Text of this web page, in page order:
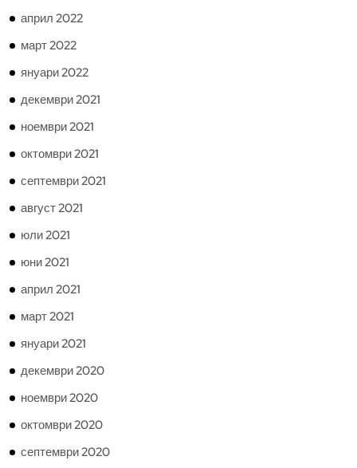
април 2022
март 2022
януари 2022
декември 2021
ноември 2021
октомври 2021
септември 2021
август 2021
юли 2021
юни 2021
април 2021
март 2021
януари 2021
декември 2020
ноември 2020
октомври 2020
септември 2020